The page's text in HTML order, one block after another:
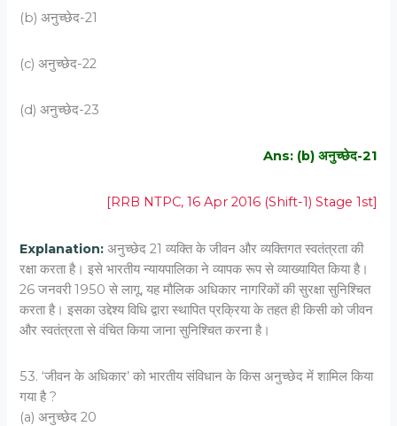
(b) अनुच्छेद-21
(c) अनुच्छेद-22
(d) अनुच्छेद-23
Ans: (b) अनुच्छेद-21
[RRB NTPC, 16 Apr 2016 (Shift-1) Stage 1st]
Explanation:अनुच्छेद 21 व्यक्ति के जीवन और व्यक्तिगत स्वतंत्रता की
रक्षा करता है। इसे भारतीय न्यायपालिका ने व्यापक रूप से व्याख्यायित किया है।
26 जनवरी 1950 से लागू, यह मौलिक अधिकार नागरिकों की सुरक्षा सुनिश्चित
करता है। इसका उद्देश्य विधि द्वारा स्थापित प्रक्रिया के तहत ही किसी को जीवन
और स्वतंत्रता से वंचित किया जाना सुनिश्चित करना है।
53. ‘जीवन के अधिकार’ को भारतीय संविधान के किस अनुच्छेद में शामिल किया
गया है ?
(a) अनुच्छेद 20